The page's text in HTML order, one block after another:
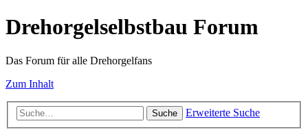
Drehorgelselbstbau Forum
Das Forum für alle Drehorgelfans
Zum Inhalt
Suche Erweiterte Suche